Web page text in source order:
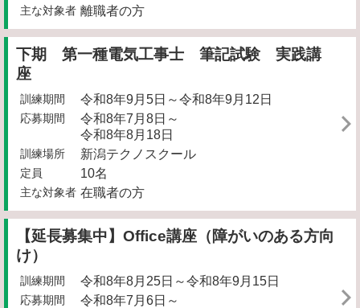
主な対象者 離職者の方
下期 第一種電気工事士 筆記試験 実践講
座
訓練期間 令和8年9月5日～令和8年9月12日
応募期間
令和8年7月8日～
令和8年8月18日
訓練場所 新潟テクノスクール
定員 10名
主な対象者 在職者の方
【延長募集中】Office講座（障がいのある方向
け）
訓練期間 令和8年8月25日～令和8年9月15日
応募期間
令和8年7月6日～